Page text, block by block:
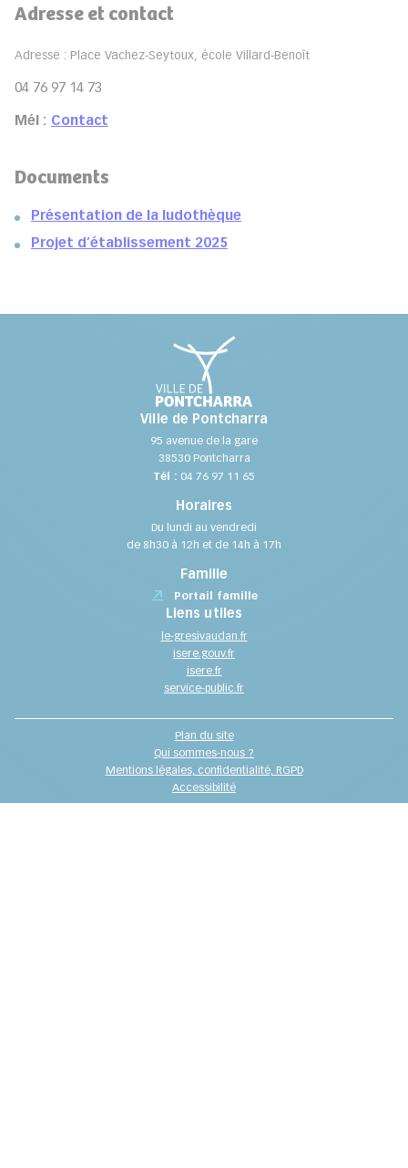
Adresse et contact
Adresse : Place Vachez-Seytoux, école Villard-Benoît
04 76 97 14 73
Mél : Contact
Documents
Présentation de la ludothèque
Projet d’établissement 2025
Ville de Pontcharra
95 avenue de la gare
38530 Pontcharra
Tél : 04 76 97 11 65
Horaires
Du lundi au vendredi
de 8h30 à 12h et de 14h à 17h
Famille
Portail famille
Liens utiles
le-gresivaudan.fr
isere.gouv.fr
isere.fr
service-public.fr
Plan du site
Qui sommes-nous ?
Mentions légales, confidentialité, RGPD
Accessibilité